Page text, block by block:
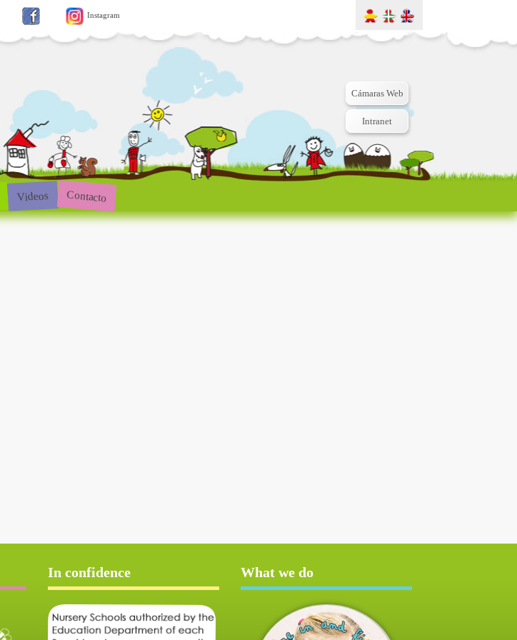
Instagram
Cámaras Web
Intranet
Videos Contacto
In confidence What we do